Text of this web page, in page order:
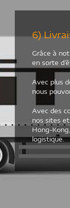
6)
Grâce à
en sorte
Avec plus
nous
Avec des
nos sites
Hong-
logistique.